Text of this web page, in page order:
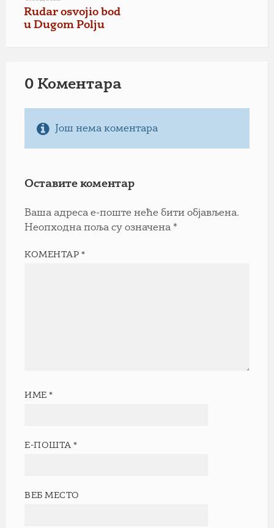
Rudar osvojio bod
u Dugom Polju
0 Коментарa
Још нема коментара
Оставите коментар
Ваша адреса е-поште неће бити објављена.
Неопходна поља су означена *
КОМЕНТАР*
ИМЕ*
Е-ПОШТА*
ВЕБ МЕСТО